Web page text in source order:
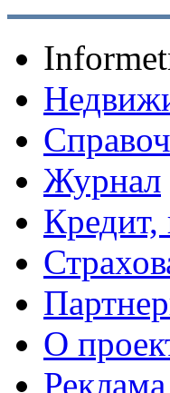
Журнал
Кредит,
O